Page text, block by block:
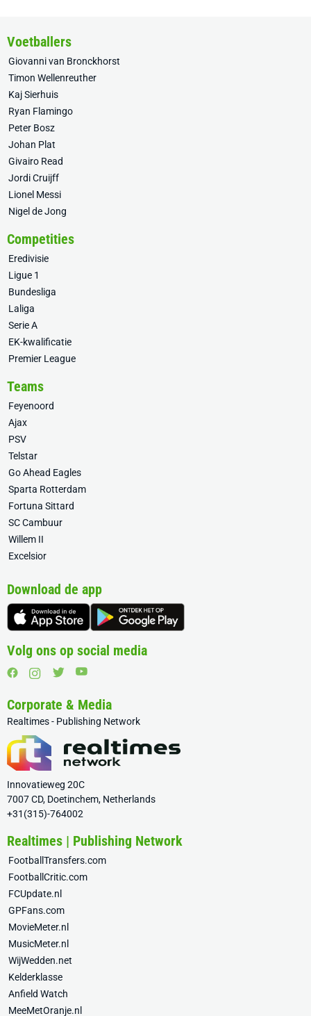
Voetballers
Giovanni van Bronckhorst
Timon Wellenreuther
Kaj Sierhuis
Ryan Flamingo
Peter Bosz
Johan Plat
Givairo Read
Jordi Cruijff
Lionel Messi
Nigel de Jong
Competities
Eredivisie
Ligue 1
Bundesliga
Laliga
Serie A
EK-kwalificatie
Premier League
Teams
Feyenoord
Ajax
PSV
Telstar
Go Ahead Eagles
Sparta Rotterdam
Fortuna Sittard
SC Cambuur
Willem II
Excelsior
Download de app
Volg ons op social media
Corporate & Media
Realtimes - Publishing Network
Innovatieweg 20C
7007 CD, Doetinchem, Netherlands
+31(315)-764002
Realtimes | Publishing Network
FootballTransfers.com
FootballCritic.com
FCUpdate.nl
GPFans.com
MovieMeter.nl
MusicMeter.nl
WijWedden.net
Kelderklasse
Anfield Watch
MeeMetOranje.nl